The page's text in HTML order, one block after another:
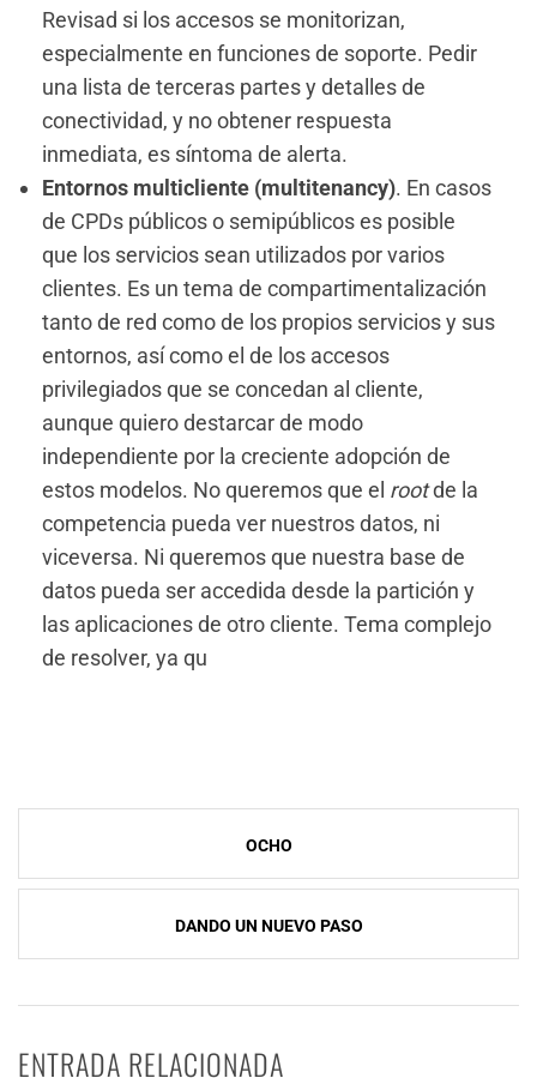
Revisad si los accesos se monitorizan,
especialmente en funciones de soporte. Pedir
una lista de terceras partes y detalles de
conectividad, y no obtener respuesta
inmediata, es síntoma de alerta.
Entornos multicliente (multitenancy). En casos
de CPDs públicos o semipúblicos es posible
que los servicios sean utilizados por varios
clientes. Es un tema de compartimentalización
tanto de red como de los propios servicios y sus
entornos, así como el de los accesos
privilegiados que se concedan al cliente,
aunque quiero destarcar de modo
independiente por la creciente adopción de
estos modelos. No queremos que el rootde la
competencia pueda ver nuestros datos, ni
viceversa. Ni queremos que nuestra base de
datos pueda ser accedida desde la partición y
las aplicaciones de otro cliente. Tema complejo
de resolver, ya qu
NavegaciÃ³n
de
OCHO
DANDO UN NUEVO PASO
ENTRADA RELACIONADA